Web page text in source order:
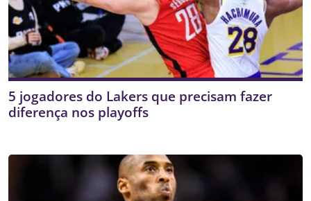
5 jogadores do Lakers que precisam fazer
diferença nos playoffs